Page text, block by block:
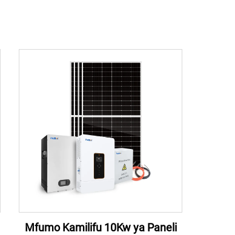
Mfumo Kamilifu 10Kw ya Paneli